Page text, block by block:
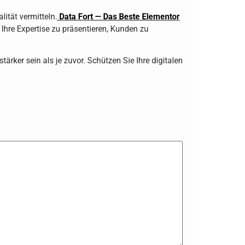
vermitteln. Data Fort — Das Beste Elementor
Expertise zu präsentieren, Kunden zu
sein als je zuvor. Schützen Sie Ihre digitalen